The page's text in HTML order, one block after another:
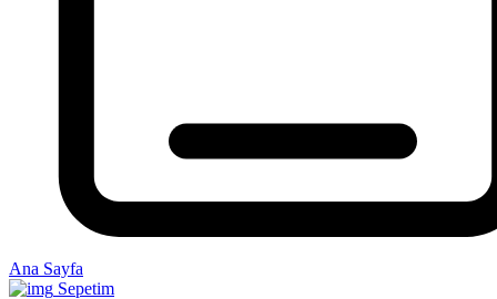
Ana Sayfa
Sepetim